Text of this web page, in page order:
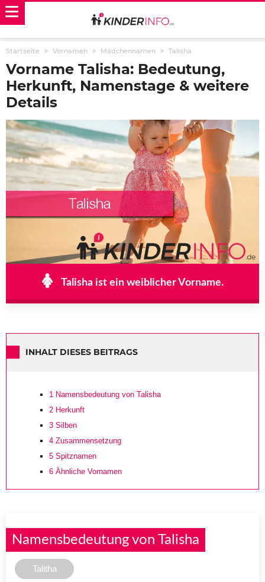
Startseite Vornamen Mädchennamen Talisha
Vorname Talisha: Bedeutung,
Herkunft, Namenstage & weitere
Details
Talisha ist ein weiblicher Vorname.
INHALT DIESES BEITRAGS
1 Namensbedeutung von Talisha
2 Herkunft
3 Silben
4 Zusammensetzung
5 Spitznamen
6 Ähnliche Vornamen
Namensbedeutung von Talisha
Talitha